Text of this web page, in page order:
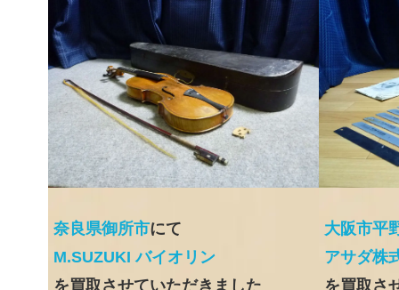
奈良県御所市にて
M.SUZUKI バイオリン
を買取させていただきました
大阪市平
アサダ株
を買取さ